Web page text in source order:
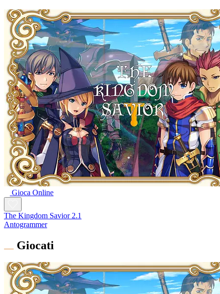
Gioca Online
The Kingdom Savior 2.1
Antogrammer
Giocati